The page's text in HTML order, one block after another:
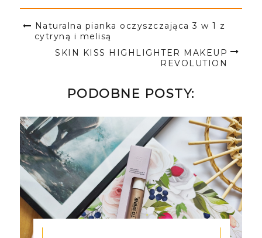
Naturalna pianka oczyszczająca 3 w 1 z
cytryną i melisą
SKIN KISS HIGHLIGHTER MAKEUP
REVOLUTION
PODOBNE POSTY: